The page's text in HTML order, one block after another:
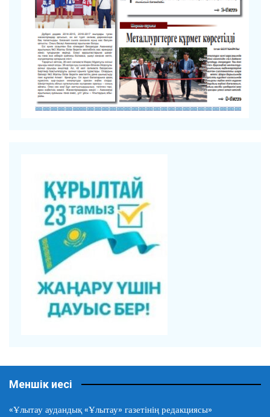
Меншік иесі
«Ұлытау аудандық «Ұлытау» газетінің редакциясы»